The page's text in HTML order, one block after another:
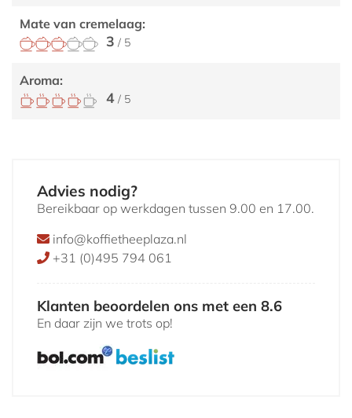
Mate van cremelaag:
3 / 5
Aroma:
4 / 5
Advies nodig?
Bereikbaar op werkdagen tussen 9.00 en 17.00.
info@koffietheeplaza.nl
+31 (0)495 794 061
Klanten beoordelen ons met een 8.6
En daar zijn we trots op!